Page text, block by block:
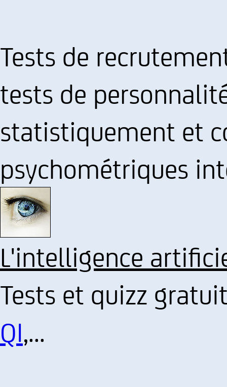
Tests de
tests de
statistiquement et
psychométriques
L'intelligence
Tests et quizz
QI,...